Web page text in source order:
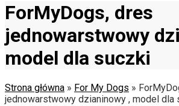
ForMyDogs, dres
jednowarstwowy
model dla suczki
Strona główna » For My Dogs »
jednowarstwowy dzianinowy , model dla